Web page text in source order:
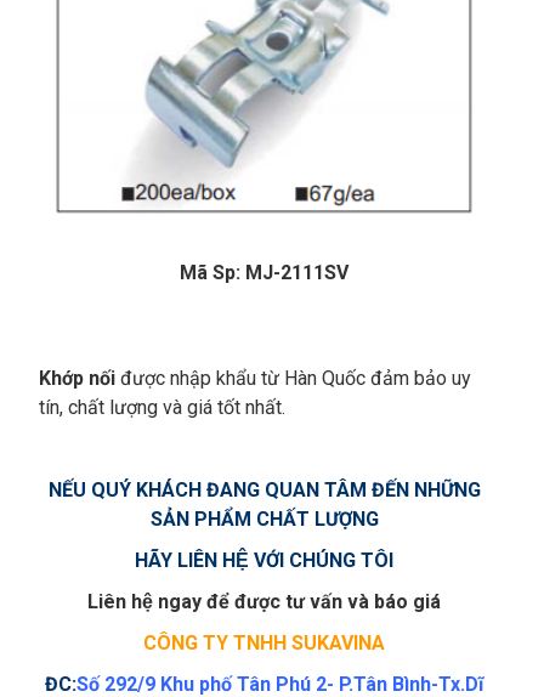
Mã Sp: MJ-2111SV
Khớp nốiđược nhập khẩu từ Hàn Quốc đảm bảo uy
tín, chất lượng và giá tốt nhất.
NẾU QUÝ KHÁCH ĐANG QUAN TÂM ĐẾN NHỮNG
SẢN PHẨM CHẤT LƯỢNG
HÃY LIÊN HỆ VỚI CHÚNG TÔI
Liên hệ ngay để được tư vấn và báo giá
CÔNG TY TNHH SUKAVINA
ĐC:Số 292/9 Khu phố Tân Phú 2- P.Tân Bình-Tx.Dĩ